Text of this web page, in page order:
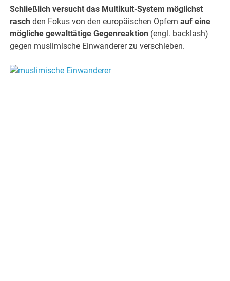
Schließlich versucht das Multikult-System möglichst
rasch den Fokus von den europäischen Opfernauf eine
mögliche gewalttätige Gegenreaktion (engl. backlash)
gegen muslimische Einwanderer zu verschieben.